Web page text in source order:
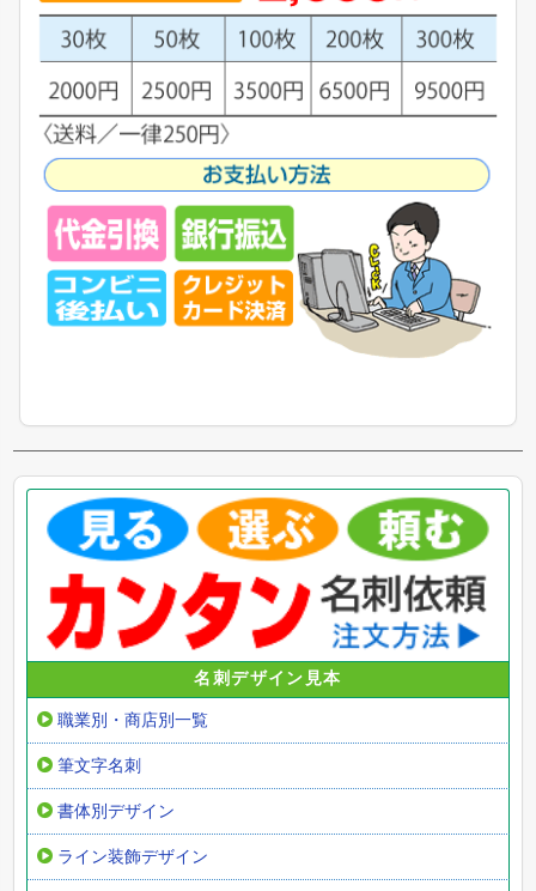
名刺デザイン見本
職業別・商店別一覧
筆文字名刺
書体別デザイン
ライン装飾デザイン